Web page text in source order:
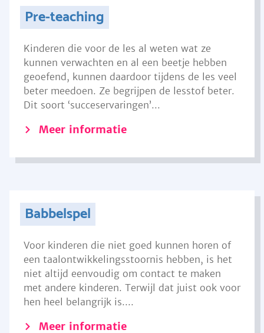
Pre-teaching
Kinderen die voor de les al weten wat ze
kunnen verwachten en al een beetje hebben
geoefend, kunnen daardoor tijdens de les veel
beter meedoen. Ze begrijpen de lesstof beter.
Dit soort ‘succeservaringen’...
Meer informatie
Babbelspel
Voor kinderen die niet goed kunnen horen of
een taalontwikkelingsstoornis hebben, is het
niet altijd eenvoudig om contact te maken
met andere kinderen. Terwijl dat juist ook voor
hen heel belangrijk is....
Meer informatie